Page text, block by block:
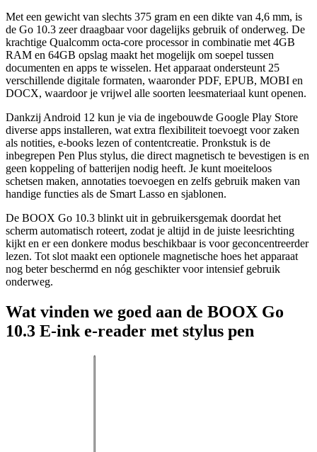
Met een gewicht van slechts 375 gram en een dikte van 4,6 mm, is
de Go 10.3 zeer draagbaar voor dagelijks gebruik of onderweg. De
krachtige Qualcomm octa-core processor in combinatie met 4GB
RAM en 64GB opslag maakt het mogelijk om soepel tussen
documenten en apps te wisselen. Het apparaat ondersteunt 25
verschillende digitale formaten, waaronder PDF, EPUB, MOBI en
DOCX, waardoor je vrijwel alle soorten leesmateriaal kunt openen.
Dankzij Android 12 kun je via de ingebouwde Google Play Store
diverse apps installeren, wat extra flexibiliteit toevoegt voor zaken
als notities, e-books lezen of contentcreatie. Pronkstuk is de
inbegrepen Pen Plus stylus, die direct magnetisch te bevestigen is en
geen koppeling of batterijen nodig heeft. Je kunt moeiteloos
schetsen maken, annotaties toevoegen en zelfs gebruik maken van
handige functies als de Smart Lasso en sjablonen.
De BOOX Go 10.3 blinkt uit in gebruikersgemak doordat het
scherm automatisch roteert, zodat je altijd in de juiste leesrichting
kijkt en er een donkere modus beschikbaar is voor geconcentreerder
lezen. Tot slot maakt een optionele magnetische hoes het apparaat
nog beter beschermd en nóg geschikter voor intensief gebruik
onderweg.
Wat vinden we goed aan de BOOX Go
10.3 E-ink e-reader met stylus pen